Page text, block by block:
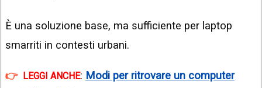
È una soluzione base, ma sufficiente per laptop
smarriti in contesti urbani.
LEGGI ANCHE: Modi per ritrovare un computer